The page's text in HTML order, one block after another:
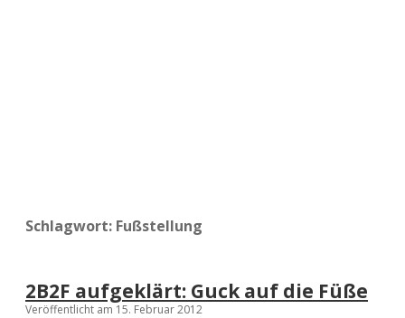
Schlagwort: Fußstellung
2B2F aufgeklärt: Guck auf die Füße
Veröffentlicht am 15. Februar 2012